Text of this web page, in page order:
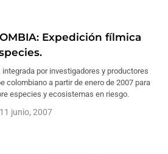
Expedición fílmica
integrada por investigadores y productores
colombiano a partir de enero de 2007 para
especies y ecosistemas en riesgo.
11 junio, 2007